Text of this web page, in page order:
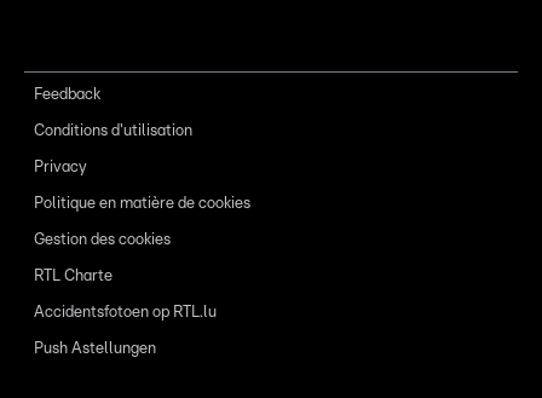
Feedback
Conditions d'utilisation
Privacy
Politique en matière de cookies
Gestion des cookies
RTL Charte
Accidentsfotoen op RTL.lu
Push Astellungen